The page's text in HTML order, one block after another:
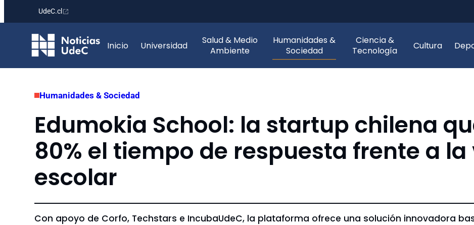
contenido
UdeC.cl
Inicio Universidad
Salud & Medio
Ambiente
Humanidades &
Sociedad
Ciencia &
Tecnología
Cultura
Humanidades & Sociedad
Edumokia School: la startup chilena
80% el tiempo de respuesta frente a
escolar
Con apoyo de Corfo, Techstars e IncubaUdeC, la plataforma ofrece una solución innovadora